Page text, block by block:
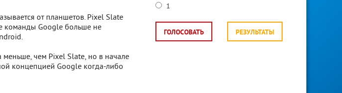
от планшетов. Pixel Slate
команды Google больше не
чем Pixel Slate, но в начале
концепцией Google когда-либо
1
ГОЛОСОВАТЬ РЕЗУЛЬТАТЫ